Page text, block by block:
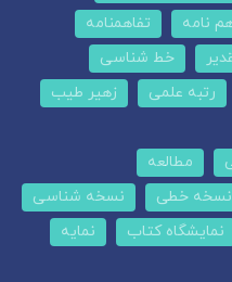
نامه
تفاهمنامه
خط شناسی
رتبه علمی
زهیر طیب
مطالعه
نسخه خطی
نسخه شناسی
نمایشگاه کتاب
نمایه